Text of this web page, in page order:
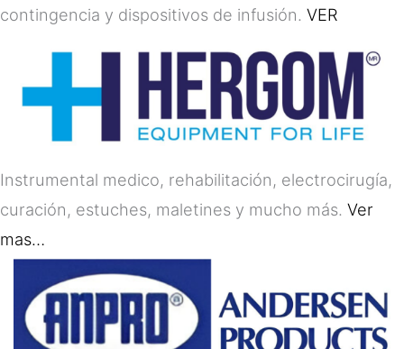
contingencia y dispositivos de infusión. VER
Instrumental medico, rehabilitación, electrocirugía,
curación, estuches, maletines y mucho más. Ver
mas…